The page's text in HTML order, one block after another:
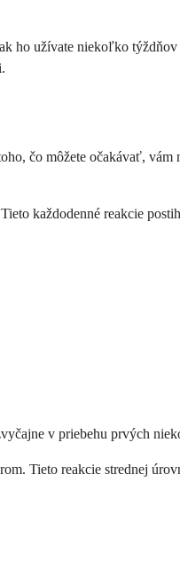
ho užívate niekoľko
čo môžete očakávať,
každodenné reakcie
v priebehu prvých
Tieto reakcie strednej